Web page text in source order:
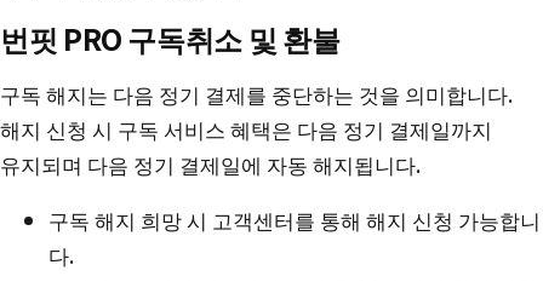
번핏 PRO 구독취소 및 환불
구독 해지는 다음 정기 결제를 중단하는 것을 의미합니다.
해지 신청 시 구독 서비스 혜택은 다음 정기 결제일까지
유지되며 다음 정기 결제일에 자동 해지됩니다.
구독 해지 희망 시 고객센터를 통해 해지 신청 가능합니
다.